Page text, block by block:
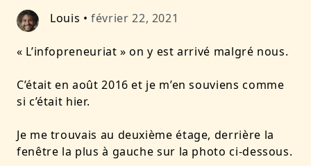
Louis • février 22, 2021
« L’infopreneuriat » on y est arrivé malgré nous.
C’était en août 2016 et je m’en souviens comme
si c’était hier.
Je me trouvais au deuxième étage, derrière la
fenêtre la plus à gauche sur la photo ci-dessous.